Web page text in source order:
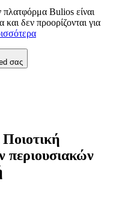
Bulios είναι
δεν προορίζονται για
σας
περιουσιακών